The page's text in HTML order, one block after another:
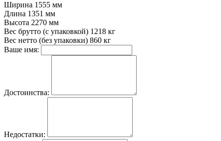
Ширина 1555 мм
Длина 1351 мм
Высота 2270 мм
Вес брутто (с упаковкой) 1218 кг
Вес нетто (без упаковки) 860 кг
Ваше имя:
Достоинства:
Недостатки: